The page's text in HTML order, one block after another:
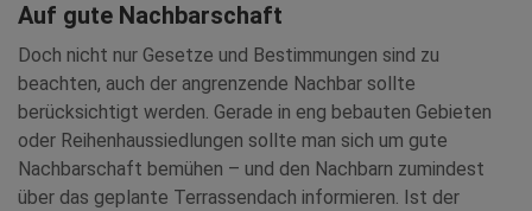
Auf gute Nachbarschaft
Doch nicht nur Gesetze und Bestimmungen sind zu
beachten, auch der angrenzende Nachbar sollte
berücksichtigt werden. Gerade in eng bebauten Gebieten
oder Reihenhaussiedlungen sollte man sich um gute
Nachbarschaft bemühen – und den Nachbarn zumindest
über das geplante Terrassendach informieren. Ist der